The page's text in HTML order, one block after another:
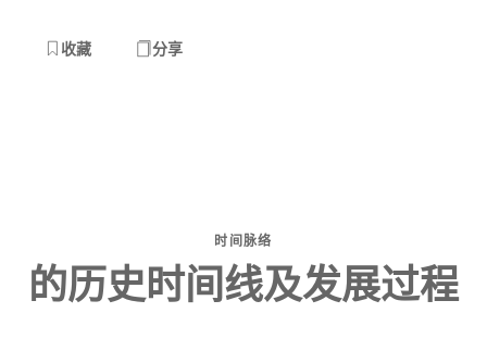
收藏 分享
时间脉络
的历史时间线及发展过程